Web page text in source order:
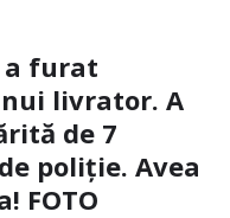
a furat
livrator. A
de 7
poliție. Avea
FOTO